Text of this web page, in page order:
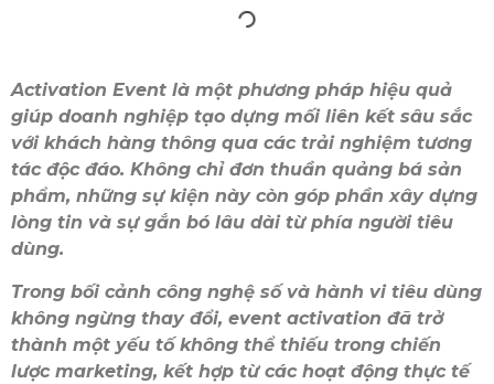
Activation Event là một phương pháp hiệu quả
giúp doanh nghiệp tạo dựng mối liên kết sâu sắc
với khách hàng thông qua các trải nghiệm tương
tác độc đáo. Không chỉ đơn thuần quảng bá sản
phẩm, những sự kiện này còn góp phần xây dựng
lòng tin và sự gắn bó lâu dài từ phía người tiêu
dùng.
Trong bối cảnh công nghệ số và hành vi tiêu dùng
không ngừng thay đổi, event activation đã trở
thành một yếu tố không thể thiếu trong chiến
lược marketing, kết hợp từ các hoạt động thực tế